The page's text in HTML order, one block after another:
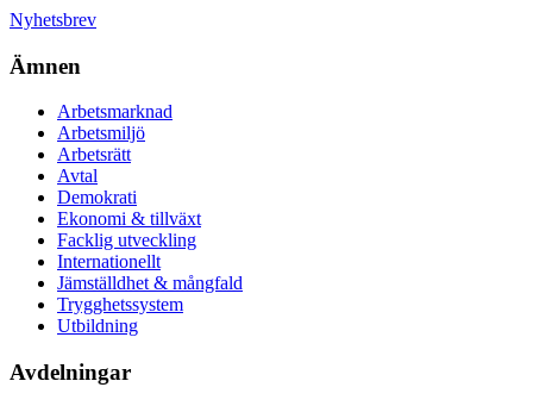
Nyhetsbrev
Ämnen
Arbetsmarknad
Arbetsmiljö
Arbetsrätt
Avtal
Demokrati
Ekonomi & tillväxt
Facklig utveckling
Internationellt
Jämställdhet & mångfald
Trygghetssystem
Utbildning
Avdelningar